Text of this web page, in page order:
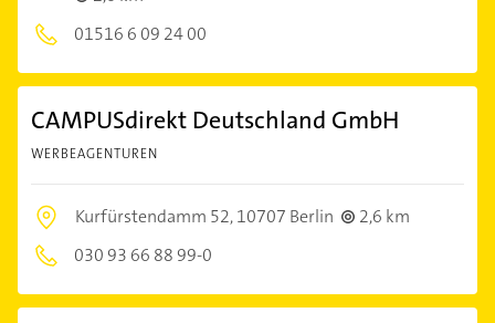
01516 6 09 24 00
CAMPUSdirekt Deutschland GmbH
WERBEAGENTUREN
Kurfürstendamm 52,10707 Berlin
2,6 km
030 93 66 88 99-0